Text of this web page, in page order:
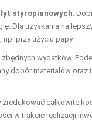
styropianowych.
Dla uzyskania
np. przy użyciu papy.
wydatków.
dobór materiałów
całkowite
w trakcie realizacji